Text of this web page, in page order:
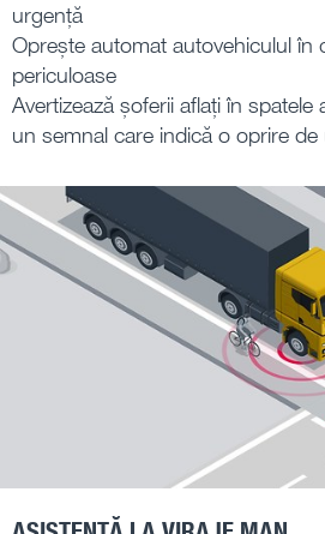
urgență
Oprește automat autovehiculul în
periculoase
Avertizează șoferii aflați în
un semnal care indică o oprire de